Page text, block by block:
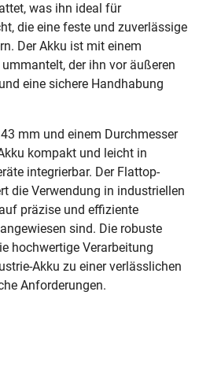
was ihn ideal für
die eine feste und zuverlässige
Der Akku ist mit einem
der ihn vor äußeren
eine sichere Handhabung
mm und einem Durchmesser
kompakt und leicht in
integrierbar. Der Flattop-
die Verwendung in industriellen
präzise und effiziente
sind. Die robuste
hochwertige Verarbeitung
Akku zu einer verlässlichen
Anforderungen.